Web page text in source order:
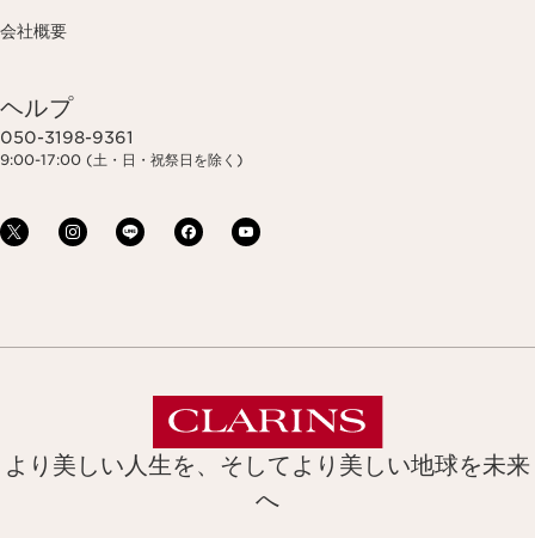
会社概要
ヘルプ
050-3198-9361
9:00-17:00 (土・日・祝祭日を除く)
より美しい人生を、そしてより美しい地球を未来
へ